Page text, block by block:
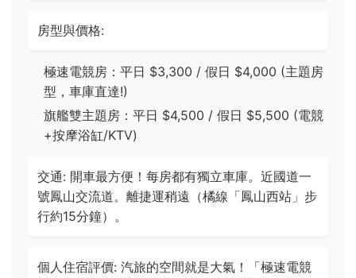
房型與價格:
極速電競房：平日 $3,300 / 假日 $4,000 (主題房
型，車庫直達!)
旗艦雙主題房：平日 $4,500 / 假日 $5,500 (電競
+按摩浴缸/KTV)
交通: 開車最方便！每房都有獨立車庫。近國道一
號鳳山交流道。離捷運稍遠（橘線「鳳山西站」步
行約15分鐘）。
個人住宿評價: 汽旅的空間就是大氣！「極速電競